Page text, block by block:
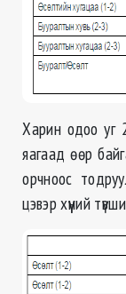
Харин одоо уг
яагаад өөр
орчноос
цэвэр хүүний